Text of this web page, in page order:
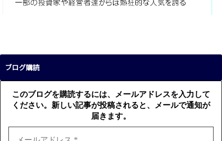
ブログ購読
このブログを購読するには、メールアドレスを入力して
ください。新しい記事が投稿されると、メールで通知が
届きます。